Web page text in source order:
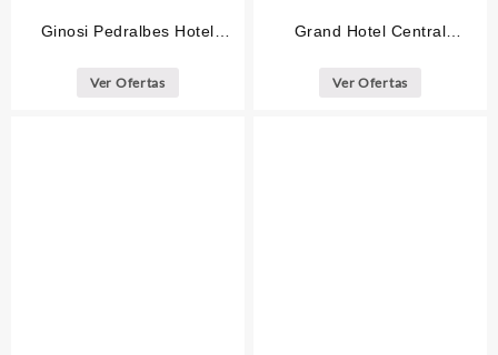
Ginosi Pedralbes Hotel
Ver Ofertas
Grand Hotel Central
Ver Ofertas